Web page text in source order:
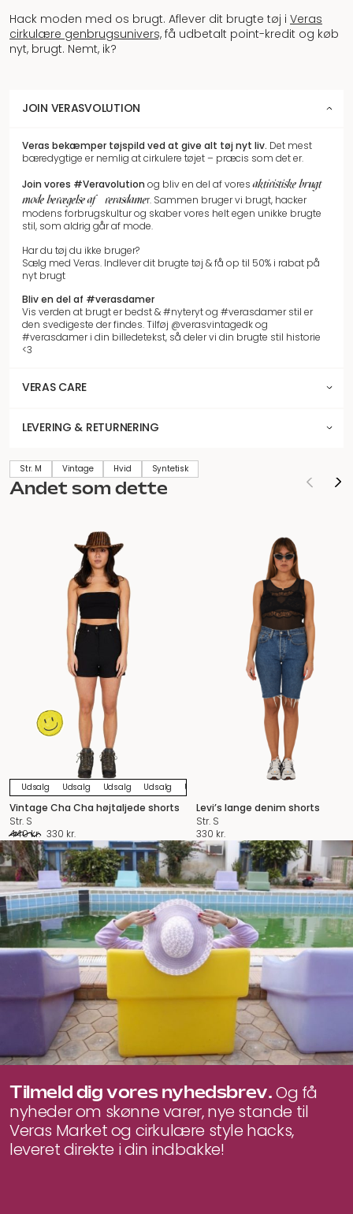
Hack moden med os brugt. Aflever dit brugte tøj i Veras
cirkulære genbrugsunivers, få udbetalt point-kredit og køb
nyt, brugt. Nemt, ik?
JOIN VERASVOLUTION
Veras bekæmper tøjspild ved at give alt tøj nyt liv. Det mest
bæredygtige er nemlig at cirkulere tøjet – præcis som det er.
Join vores #Veravolution og bliv en del af voresaktivistiske brugt
mode bevægelse af #verasdamer. Sammen bruger vi brugt, hacker
modens forbrugskultur og skaber vores helt egen unikke brugte
stil, som aldrig går af mode.
Har du tøj du ikke bruger?
Sælg med Veras. Indlever dit brugte tøj & få op til 50% i rabat på
nyt brugt
Bliv en del af #verasdamer
Vis verden at brugt er bedst & #nyteryt og #verasdamer stil er
den svedigeste der findes. Tilføj @verasvintagedk og
#verasdamer i din billedetekst, så deler vi din brugte stil historie
<3
VERAS CARE
LEVERING & RETURNERING
Str. M Vintage Hvid Syntetisk
Andet som dette
Udsalg Udsalg Udsalg Udsalg Udsalg
Vintage Cha Cha højtaljede shorts
Str. S
440kr. Original
price
was:
440 kr..
330 kr.
price
is:
330 kr..
Levi’s lange denim shorts
Str. S
330 kr.
Tilmeld dig vores nyhedsbrev.Og få
nyheder om skønne varer, nye stande til
Veras Market og cirkulære style hacks,
leveret direkte i din indbakke!